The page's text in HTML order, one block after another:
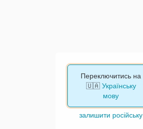
Переключитись на
🇺🇦 Українську
мову
залишити російську